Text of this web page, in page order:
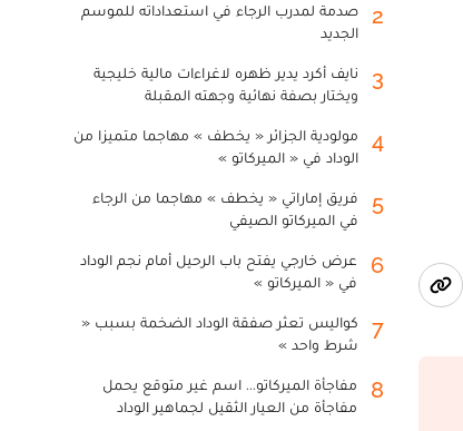
2
صدمة لمدرب الرجاء في استعداداته للموسم
الجديد
3
نايف أكرد يدير ظهره لاغراءات مالية خليجية
ويختار بصفة نهائية وجهته المقبلة
4
مولودية الجزائر « يخطف » مهاجما متميزا من
الوداد في « الميركاتو »
5
فريق إماراتي « يخطف » مهاجما من الرجاء
في الميركاتو الصيفي
6
عرض خارجي يفتح باب الرحيل أمام نجم الوداد
في « الميركاتو »
7
كواليس تعثر صفقة الوداد الضخمة بسبب «
شرط واحد »
8
مفاجأة الميركاتو... اسم غير متوقع يحمل
مفاجأة من العيار الثقيل لجماهير الوداد